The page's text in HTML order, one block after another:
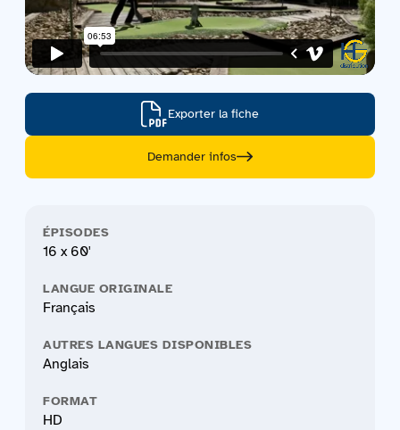
Exporter la fiche
Demander infos
ÉPISODES
16 x 60'
LANGUE ORIGINALE
Français
AUTRES LANGUES DISPONIBLES
Anglais
FORMAT
HD